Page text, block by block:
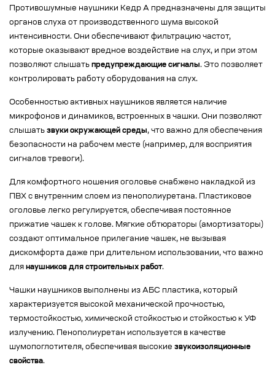
Противошумные наушники Кедр А предназначены для защиты
органов слуха от производственного шума высокой
интенсивности. Они обеспечивают фильтрацию частот,
которые оказывают вредное воздействие на слух, и при этом
позволяют слышать предупреждающие сигналы. Это позволяет
контролировать работу оборудования на слух.
Особенностью активных наушников является наличие
микрофонов и динамиков, встроенных в чашки. Они позволяют
слышать звуки окружающей среды, что важно для обеспечения
безопасности на рабочем месте (например, для восприятия
сигналов тревоги).
Для комфортного ношения оголовье снабжено накладкой из
ПВХ с внутренним слоем из пенополиуретана. Пластиковое
оголовье легко регулируется, обеспечивая постоянное
прижатие чашек к голове. Мягкие обтюраторы (амортизаторы)
создают оптимальное прилегание чашек, не вызывая
дискомфорта даже при длительном использовании, что важно
для наушников для строительных работ.
Чашки наушников выполнены из АБС пластика, который
характеризуется высокой механической прочностью,
термостойкостью, химической стойкостью и стойкостью к УФ
излучению. Пенополиуретан используется в качестве
шумопоглотителя, обеспечивая высокие звукоизоляционные
свойства.